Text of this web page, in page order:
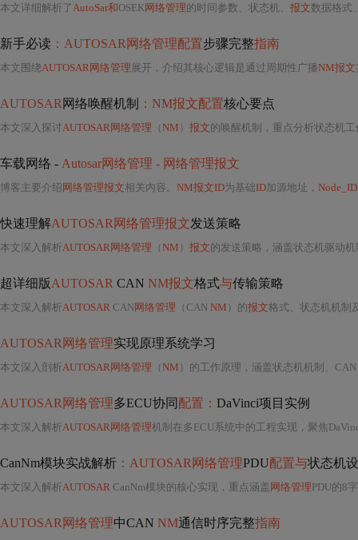
本文详细解析了AutoSar和OSEK网络管理的时间参数、状态机、 报文数据格式、状
新手必读 ：AUTOSAR网络管理配置步骤完整指南
本文围绕AUTOSAR网络管理 展开，介绍其核心逻辑是通过周期性广播NM报文
AUTOSAR 网络唤醒机制 ：NM报文配置核心要点
本文深入探讨AUTOSAR网络管理 （NM ） 报文的唤醒机制，重点分析状态机
车载网络 - Autosar网络管理 - 网络管理报文
博客主要介绍 网络管理报文相关内容。 NM报文ID为基础ID加源地址， Node_ID
快速理解AUTOSAR网络管理报文发送策略
本文深入解析AUTOSAR网络管理 （NM ） 报文的发送策略，涵盖状态机驱动机制、Repeat Message
超详细版AUTOSAR CAN NM报文格式与传输策略
本文深入解析AUTOSAR CAN 网络管理 （CAN NM ）的报文格式、状态机机制
AUTOSAR网络管理实现原理系统学习
本文深入剖析AUTOSAR网络管理 （NM ）的工作原理，涵盖状态机机制、CAN
AUTOSAR网络管理多ECU协同 配置： DaVinci项目实例
本文深入解析AUTOSAR网络管理机制在多ECU系统中的工程实现，聚焦
CanNm模块实战解析 ：AUTOSAR网络管理PDU配置与状态机
本文深入解析AUTOSAR CanNm模块的核心实现，重点涵盖 网络管理PDU的8
AUTOSAR网络管理中CAN NM通信时序完整指南